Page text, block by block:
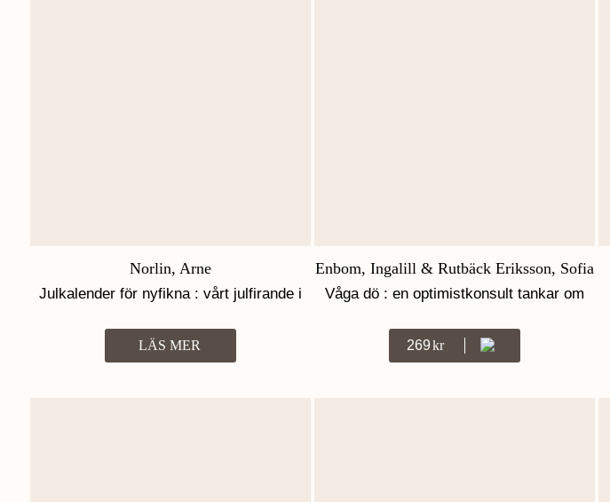
Norlin, Arne
Julkalender för nyfikna : vårt julfirande i
LÄS MER
Enbom, Ingalill & Rutbäck Eriksson, Sofia
Våga dö : en optimistkonsult tankar om
269Kr